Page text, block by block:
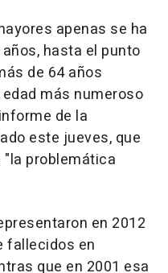
apenas se ha
hasta el punto
de 64 años
más numeroso
de la
este jueves, que
problemática
en 2012
fallecidos en
que en 2001 esa